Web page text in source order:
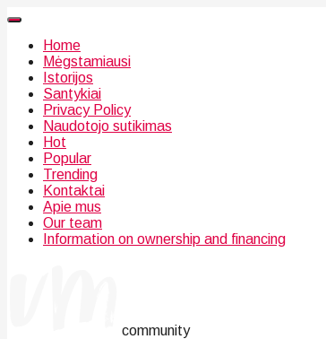
Home
Mėgstamiausi
Istorijos
Santykiai
Privacy Policy
Naudotojo sutikimas
Hot
Popular
Trending
Kontaktai
Apie mus
Our team
Information on ownership and financing
community